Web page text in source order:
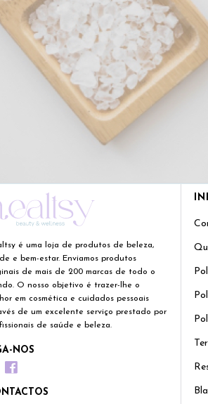
é uma loja de produtos de beleza,
e bem-estar. Enviamos produtos
de mais de 200 marcas de todo o
O nosso objetivo é trazer-lhe o
em cosmética e cuidados pessoais
de um excelente serviço prestado por
de saúde e beleza.
NOS